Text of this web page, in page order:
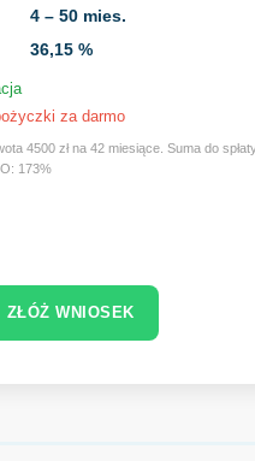
4 – 50 mies.
36,15 %
za darmo
4500 zł na 42 miesiące. Suma do
173%
ZŁÓŻ WNIOSEK